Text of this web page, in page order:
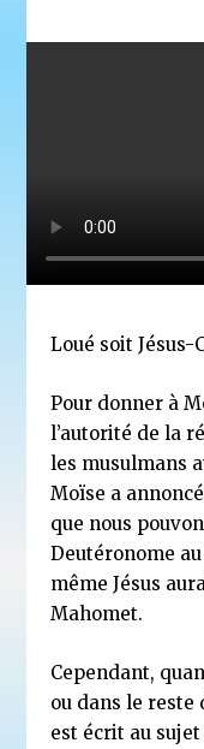
Loué soit Jésus-
Pour donner à
l’autorité de la
les musulmans
Moïse a
que nous
Deutéronome
même Jésus
Mahomet.
Cependant,
ou dans le reste
est écrit au